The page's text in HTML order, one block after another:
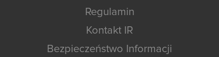
Regulamin
Kontakt IR
Bezpieczeństwo Informacji